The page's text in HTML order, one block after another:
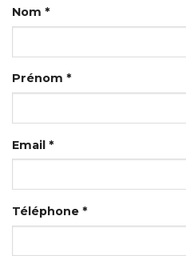
Nom *
Prénom *
Email *
Téléphone *